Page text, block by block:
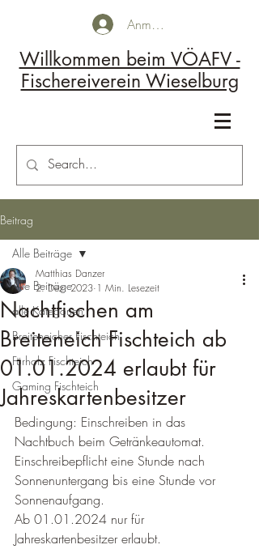
Anmelden
Willkommen beim VÖAFV -
Fischereiverein Wieselburg
Beitrag
Alle Beiträge
alle Kategorien
Breiteneicher Fischteich
Fürholz Fischteich
Gaming Fischteich
Alle Beiträge
Nachtfischen am
Breiteneich Fischteich ab
01.01.2024 erlaubt für
Jahreskartenbesitzer
Matthias Danzer
2. Dez. 2023 1 Min. Lesezeit
Bedingung: Einschreiben in das
Nachtbuch beim Getränkeautomat.
Einschreibepflicht eine Stunde nach
Sonnenuntergang bis eine Stunde vor
Sonnenaufgang.
Ab 01.01.2024 nur für
Jahreskartenbesitzer erlaubt.